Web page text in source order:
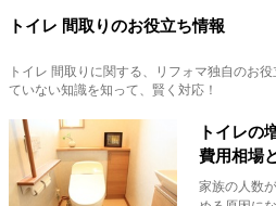
トイレ 間取りのお役立ち情報
トイレ 間取り に関する、リフォマ独自のお
ていない知識を知って、賢く対応！
トイレの
費用相場
家族の人数